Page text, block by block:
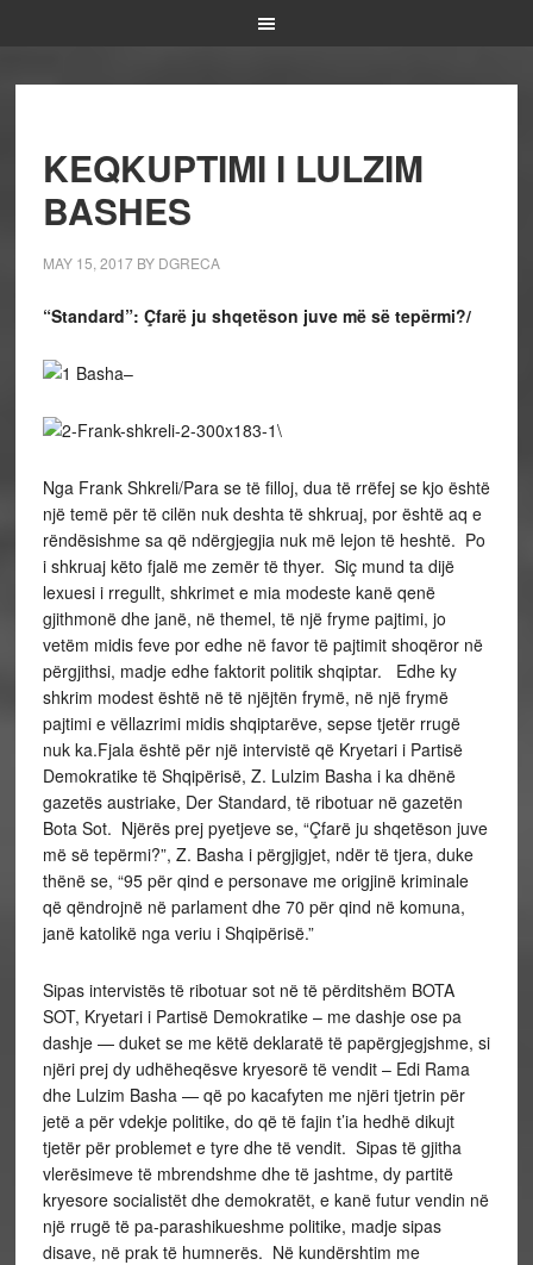
KEQKUPTIMI I LULZIM
BASHES
MAY 15, 2017BY DGRECA
“Standard”: Çfarë ju shqetëson juve më së tepërmi?/
–
\
Nga Frank Shkreli/Para se të filloj, dua të rrëfej se kjo është
një temë për të cilën nuk deshta të shkruaj, por është aq e
rëndësishme sa që ndërgjegjia nuk më lejon të heshtë. Po
i shkruaj këto fjalë me zemër të thyer. Siç mund ta dijë
lexuesi i rregullt, shkrimet e mia modeste kanë qenë
gjithmonë dhe janë, në themel, të një fryme pajtimi, jo
vetëm midis feve por edhe në favor të pajtimit shoqëror në
përgjithsi, madje edhe faktorit politik shqiptar. Edhe ky
shkrim modest është në të njëjtën frymë, në një frymë
pajtimi e vëllazrimi midis shqiptarëve, sepse tjetër rrugë
nuk ka.Fjala është për një intervistë që Kryetari i Partisë
Demokratike të Shqipërisë, Z. Lulzim Basha i ka dhënë
gazetës austriake, Der Standard, të ribotuar në gazetën
Bota Sot. Njërës prej pyetjeve se, “Çfarë ju shqetëson juve
më së tepërmi?”, Z. Basha i përgjigjet, ndër të tjera, duke
thënë se, “95 për qind e personave me origjinë kriminale
që qëndrojnë në parlament dhe 70 për qind në komuna,
janë katolikë nga veriu i Shqipërisë.”
Sipas intervistës të ribotuar sot në të përditshëm BOTA
SOT, Kryetari i Partisë Demokratike – me dashje ose pa
dashje — duket se me këtë deklaratë të papërgjegjshme, si
njëri prej dy udhëheqësve kryesorë të vendit – Edi Rama
dhe Lulzim Basha — që po kacafyten me njëri tjetrin për
jetë a për vdekje politike, do që të fajin t’ia hedhë dikujt
tjetër për problemet e tyre dhe të vendit. Sipas të gjitha
vlerësimeve të mbrendshme dhe të jashtme, dy partitë
kryesore socialistët dhe demokratët, e kanë futur vendin në
një rrugë të pa-parashikueshme politike, madje sipas
disave, në prak të humnerës. Në kundërshtim me